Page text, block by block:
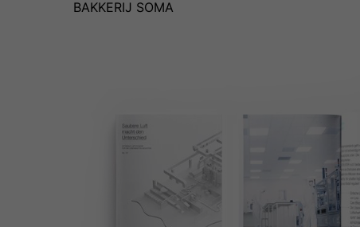
BAKKERIJ SOMA